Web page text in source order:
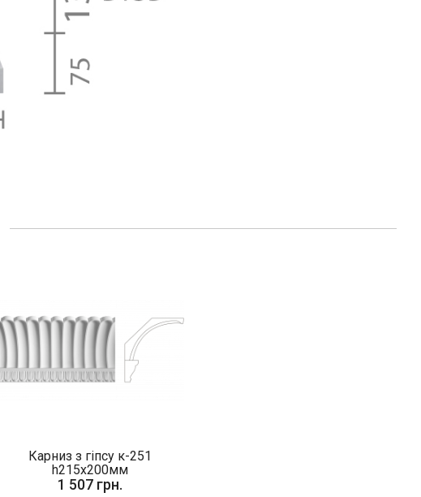
Карниз з гіпсу к-251
h215х200мм
1 507 грн.